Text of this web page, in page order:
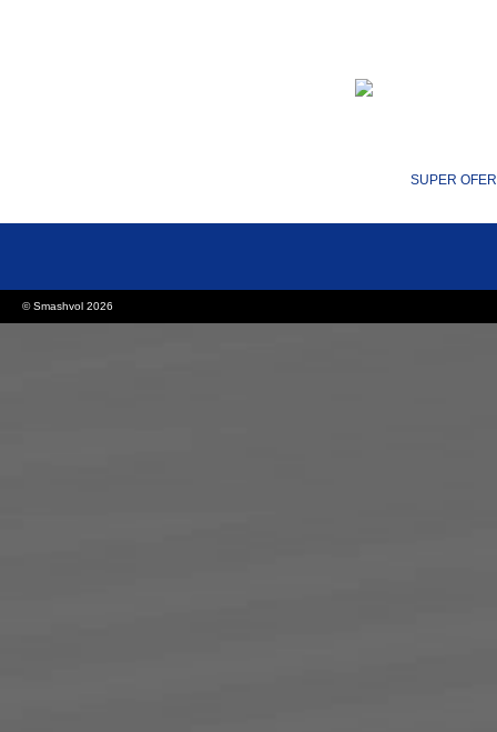
SUPER
© Smashvol 2026